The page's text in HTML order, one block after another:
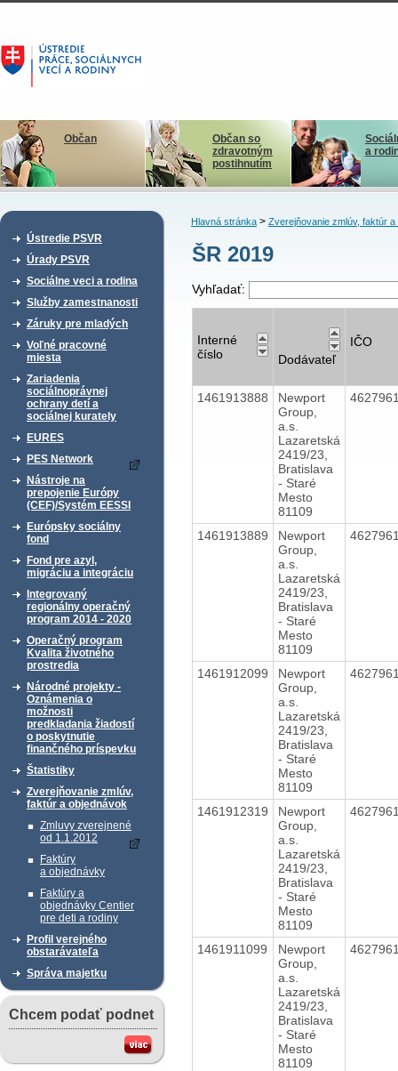
Občan
Občan so
zdravotným
postihnutím
a
Ústredie PSVR
Úrady PSVR
Sociálne veci a rodina
Služby zamestnanosti
Záruky pre mladých
Voľné pracovné
miesta
Zariadenia
sociálnoprávnej
ochrany detí a
sociálnej kurately
EURES
PES Network
Nástroje na
prepojenie Európy
(CEF)/Systém EESSI
Európsky sociálny
fond
Fond pre azyl,
migráciu a integráciu
Integrovaný
regionálny operačný
program 2014 - 2020
Operačný program
Kvalita životného
prostredia
Národné projekty -
Oznámenia o
možnosti
predkladania žiadostí
o poskytnutie
finančného príspevku
Štatistiky
Zverejňovanie zmlúv,
faktúr a objednávok
Zmluvy zverejnené
od 1.1.2012
Faktúry
a objednávky
Faktúry a
objednávky Centier
pre deti a rodiny
Profil verejného
obstarávateľa
Správa majetku
Chcem podať podnet
Hlavná stránka> Zverejňovanie zmlúv, faktúr a
ŠR 2019
Vyhľadať:
Interné
číslo
Dodávateľ
IČO
1461913888
Newport
Group,
a.s.
Lazaretská
2419/23,
Bratislava
- Staré
Mesto
81109
1461913889
Newport
Group,
a.s.
Lazaretská
2419/23,
Bratislava
- Staré
Mesto
81109
1461912099
Newport
Group,
a.s.
Lazaretská
2419/23,
Bratislava
- Staré
Mesto
81109
1461912319
Newport
Group,
a.s.
Lazaretská
2419/23,
Bratislava
- Staré
Mesto
81109
1461911099
Newport
Group,
a.s.
Lazaretská
2419/23,
Bratislava
- Staré
Mesto
81109